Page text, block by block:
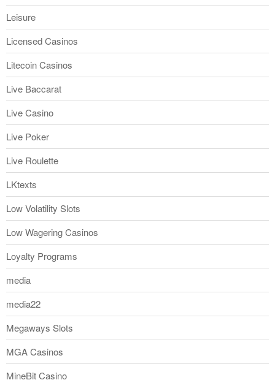
Leisure
Licensed Casinos
Litecoin Casinos
Live Baccarat
Live Casino
Live Poker
Live Roulette
LKtexts
Low Volatility Slots
Low Wagering Casinos
Loyalty Programs
media
media22
Megaways Slots
MGA Casinos
MineBit Casino